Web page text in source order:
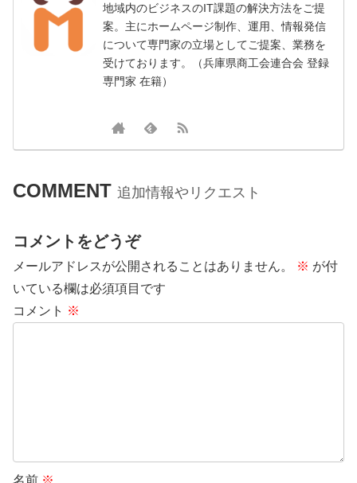
地域内のビジネスのIT課題の解決方法をご提
案。主にホームページ制作、運用、情報発信
について専門家の立場としてご提案、業務を
受けております。（兵庫県商工会連合会 登録
専門家 在籍）
COMMENT 追加情報やリクエスト
コメントをどうぞ
メールアドレスが公開されることはありません。 ※ が付
いている欄は必須項目です
コメント ※
名前 ※